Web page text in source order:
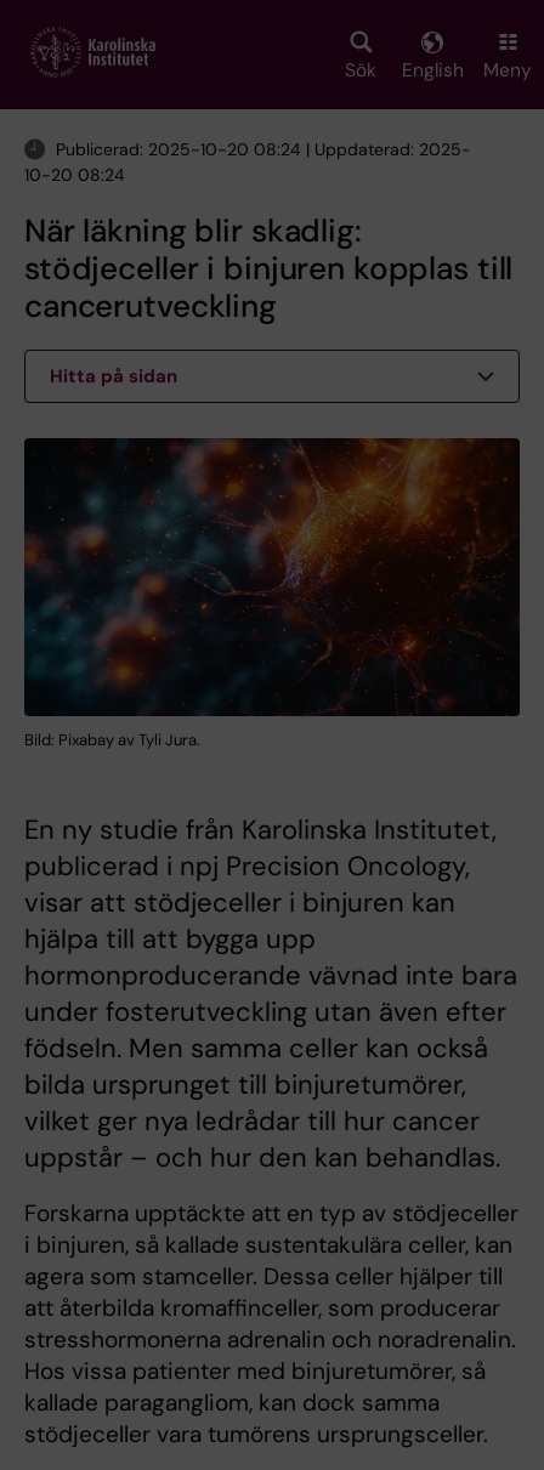
main
Sök English Meny
Publicerad: 2025-10-20 08:24 | Uppdaterad: 2025-
10-20 08:24
När läkning blir skadlig:
stödjeceller i binjuren kopplas till
cancerutveckling
Hitta på sidan
Bild: Pixabay av Tyli Jura.
En ny studie från Karolinska Institutet,
publicerad i npj Precision Oncology,
visar att stödjeceller i binjuren kan
hjälpa till att bygga upp
hormonproducerande vävnad inte bara
under fosterutveckling utan även efter
födseln. Men samma celler kan också
bilda ursprunget till binjuretumörer,
vilket ger nya ledrådar till hur cancer
uppstår – och hur den kan behandlas.
Forskarna upptäckte att en typ av stödjeceller
i binjuren, så kallade sustentakulära celler, kan
agera som stamceller. Dessa celler hjälper till
att återbilda kromaffinceller, som producerar
stresshormonerna adrenalin och noradrenalin.
Hos vissa patienter med binjuretumörer, så
kallade paragangliom, kan dock samma
stödjeceller vara tumörens ursprungsceller.